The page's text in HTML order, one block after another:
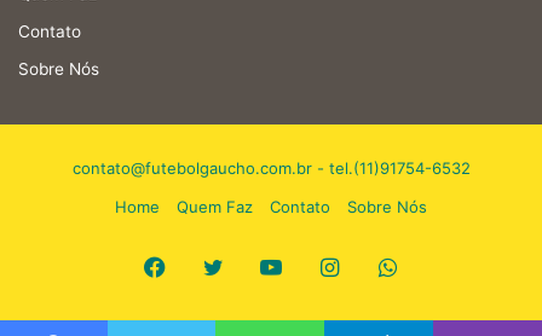
Contato
Sobre Nós
contato@futebolgaucho.com.br- tel.(11)91754-6532
Home
Quem Faz Contato Sobre Nós
Facebook
Twitter YouTubeInstagramWhatsApp